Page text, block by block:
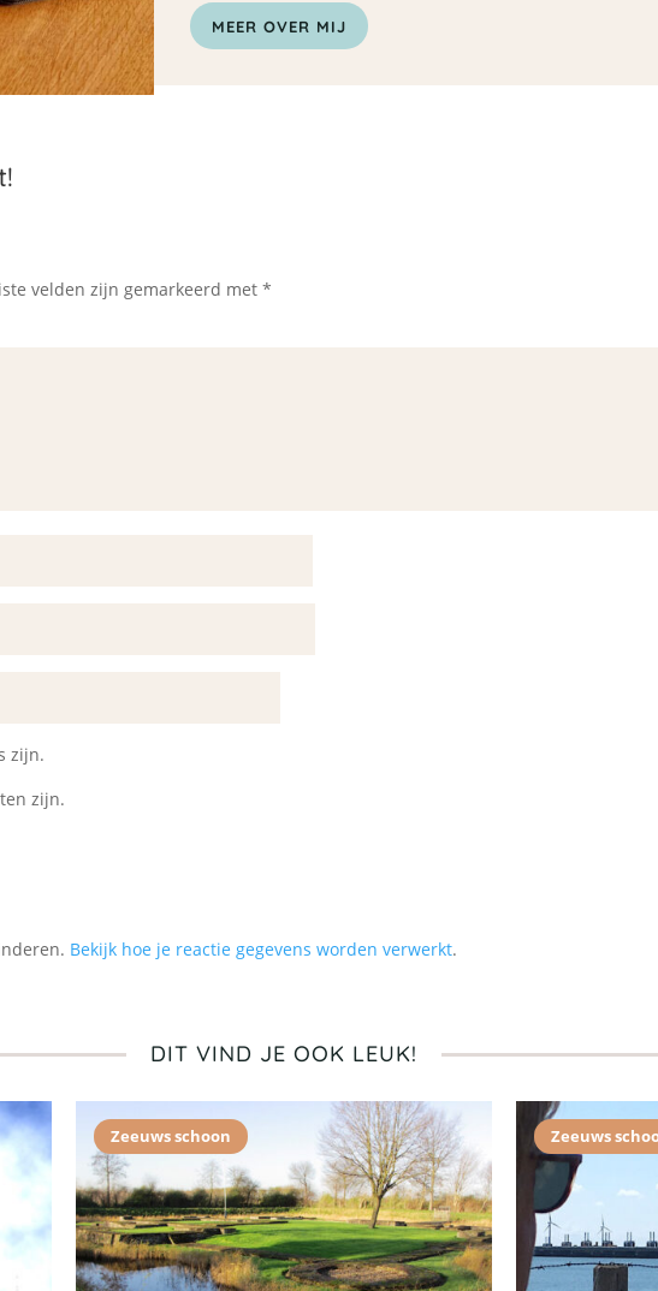
MEER OVER MIJ
velden zijn gemarkeerd met*
zijn.
zijn.
Bekijk hoe je reactie gegevens worden verwerkt.
DIT VIND JE OOK LEUK!
Zeeuws schoon Zeeuws